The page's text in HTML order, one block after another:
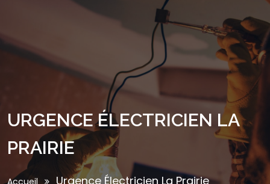
URGENCE ÉLECTRICIEN LA
PRAIRIE
Accueil Urgence Électricien La Prairie